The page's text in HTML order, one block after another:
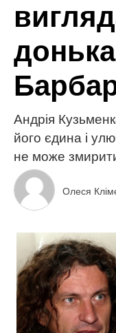
Андрія
його єдина і
не може
Олеся